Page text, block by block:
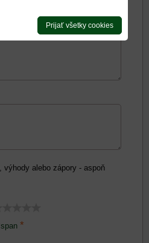
výhody alebo zápory - aspoň
*
Prijať všetky cookies